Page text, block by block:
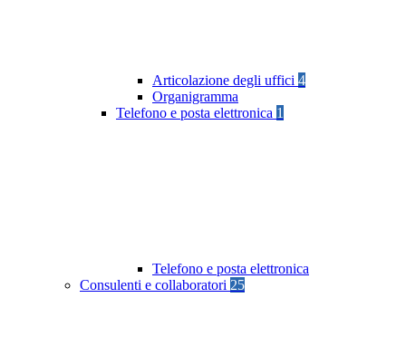
Articolazione degli uffici 4
Organigramma
Telefono e posta elettronica 1
Telefono e posta elettronica
Consulenti e collaboratori 25